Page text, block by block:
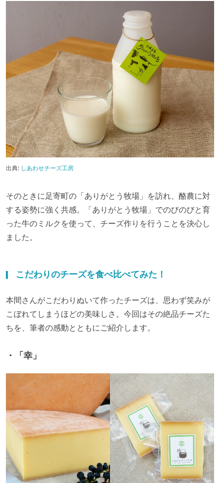
出典: しあわせチーズ工房
そのときに足寄町の「ありがとう牧場」を訪れ、酪農に対
する姿勢に強く共感。「ありがとう牧場」でのびのびと育
った牛のミルクを使って、チーズ作りを行うことを決心し
ました。
こだわりのチーズを食べ比べてみた！
本間さんがこだわりぬいて作ったチーズは、思わず笑みが
こぼれてしまうほどの美味しさ。今回はその絶品チーズた
ちを、筆者の感動とともにご紹介します。
・「幸」